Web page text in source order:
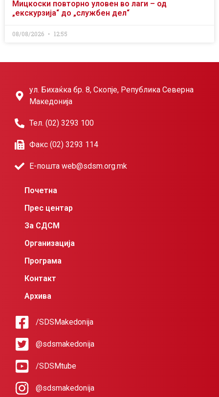
Мицкоски повторно уловен во лаги – од
„екскурзија“ до „службен дел“
08/08/2026 12:55
ул. Бихаќка бр. 8, Скопје, Република Северна
Македонија
Тел. (02) 3293 100
Факс (02) 3293 114
Е-пошта web@sdsm.org.mk
Почетна
Прес центар
За СДСМ
Организација
Програма
Контакт
Архива
/SDSMakedonija
@sdsmakedonija
/SDSMtube
@sdsmakedonija